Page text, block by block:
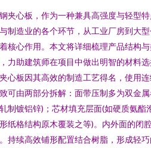
夹心板，作为一种兼具高强度与轻型
制造业的各个环节，从工业厂房到大
核心作用。本文将详细梳理产品结构
力助建筑师在项目中做出明智的材料
心板因其高效的制造工艺得名，使用
可由两部分拆解：面带压制多为双金
制镀铝锌)；芯材填充层面(如硬质氨酯
纸格结构原木覆装之等)。内外面的闭
持续高效铺形配置结合树脂，形成轻